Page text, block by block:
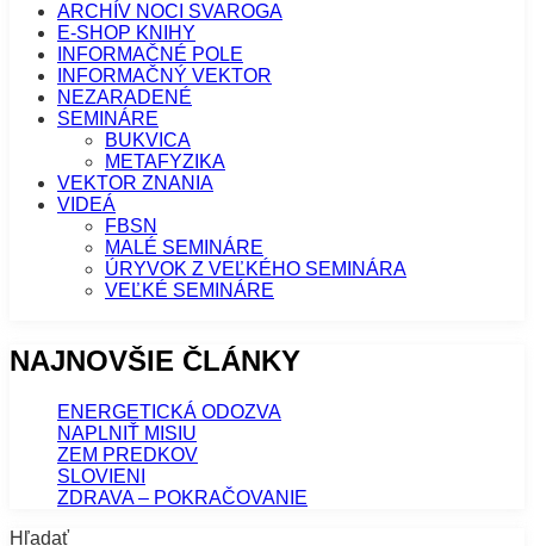
ARCHÍV NOCI SVAROGA
E-SHOP KNIHY
INFORMAČNÉ POLE
INFORMAČNÝ VEKTOR
NEZARADENÉ
SEMINÁRE
BUKVICA
METAFYZIKA
VEKTOR ZNANIA
VIDEÁ
FBSN
MALÉ SEMINÁRE
ÚRYVOK Z VEĽKÉHO SEMINÁRA
VEĽKÉ SEMINÁRE
NAJNOVŠIE ČLÁNKY
ENERGETICKÁ ODOZVA
NAPLNIŤ MISIU
ZEM PREDKOV
SLOVIENI
ZDRAVA – POKRAČOVANIE
Hľadať